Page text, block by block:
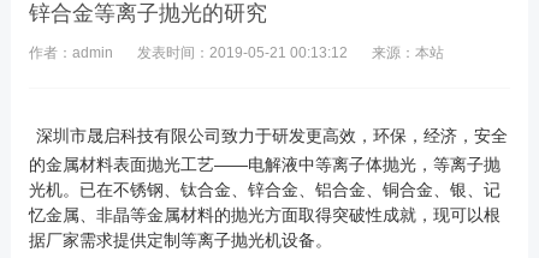
锌合金等离子抛光的研究
作者：admin 发表时间：2019-05-21 00:13:12 来源：本站
深圳市晟启科技有限公司致力于研发更高效，环保，经济，安全
的金属材料表面抛光工艺——电解液中等离子体抛光，等离子抛
光机。已在不锈钢、钛合金、锌合金、铝合金、铜合金、银、记
忆金属、非晶等金属材料的抛光方面取得突破性成就，现可以根
据厂家需求提供定制等离子抛光机设备。